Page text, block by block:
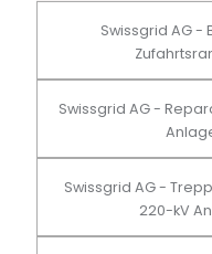
Swissgrid AG -
Swissgrid AG -
Swissgrid AG -
220-kV